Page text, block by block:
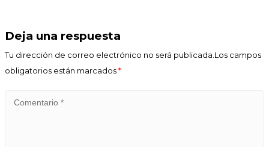
Deja una respuesta
Tu dirección de correo electrónico no será publicada.Los campos
obligatorios están marcados*